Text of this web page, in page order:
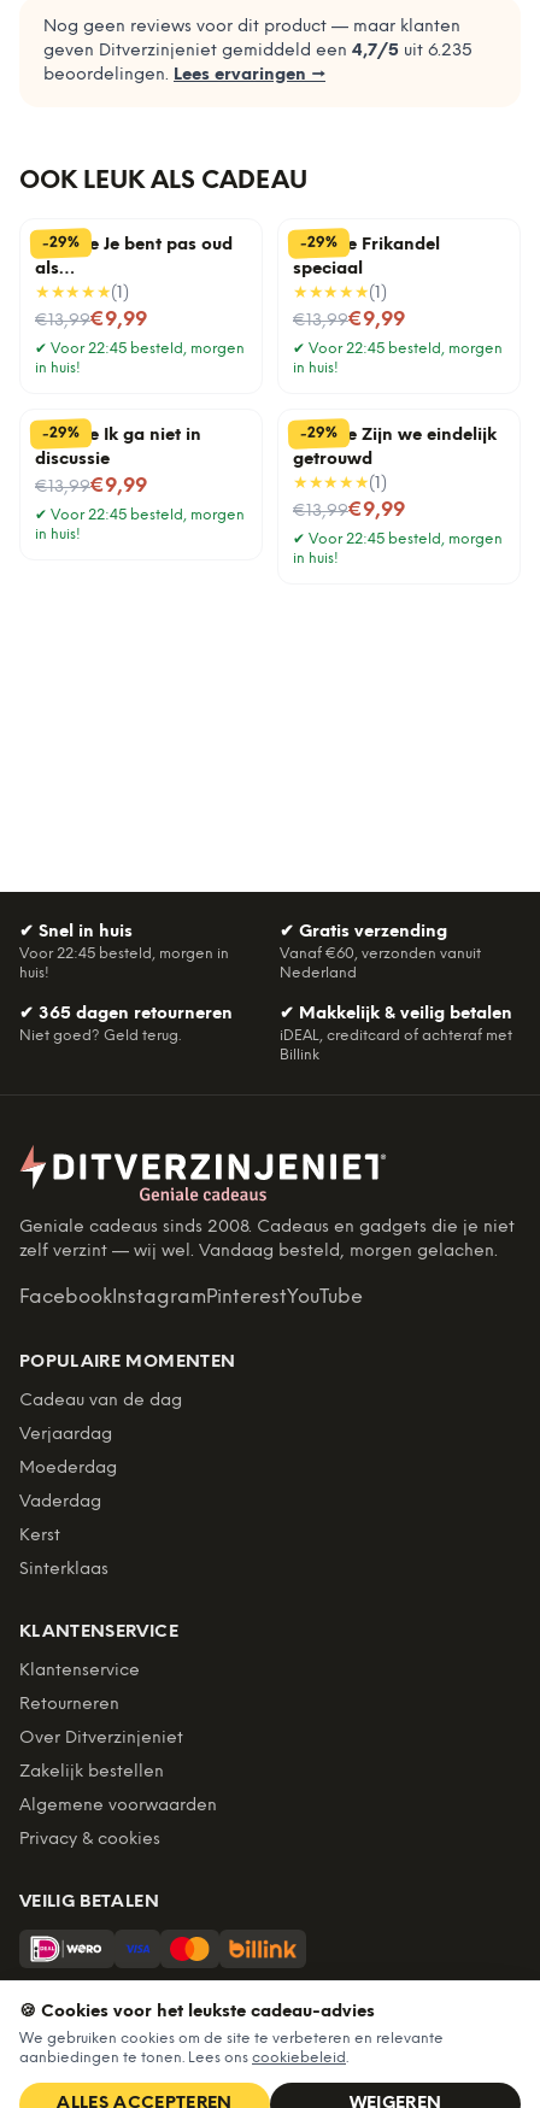
Nog geen reviews voor dit product — maar klanten
geven Ditverzinjeniet gemiddeld een 4,7/5 uit 6.235
beoordelingen. Lees ervaringen →
OOK LEUK ALS CADEAU
-29%
Tegeltje Je bent pas oud
als…
★★★★★( 1 )
€13,99
Nu voor€9,99
✔ Voor 22:45 besteld, morgen
in huis!
-29%
Tegeltje Frikandel
speciaal
★★★★★( 1 )
€13,99
Nu voor€9,99
✔ Voor 22:45 besteld, morgen
in huis!
-29%
Tegeltje Ik ga niet in
discussie
€13,99
Nu voor€9,99
✔ Voor 22:45 besteld, morgen
in huis!
-29%
Tegeltje Zijn we eindelijk
getrouwd
★★★★★( 1 )
€13,99
Nu voor€9,99
✔ Voor 22:45 besteld, morgen
in huis!
✔ Snel in huis
Voor 22:45 besteld, morgen in
huis!
✔ Gratis verzending
Vanaf €60, verzonden vanuit
Nederland
✔ 365 dagen retourneren
Niet goed? Geld terug.
✔ Makkelijk & veilig betalen
iDEAL, creditcard of achteraf met
Billink
Geniale cadeaus sinds 2008. Cadeaus en gadgets die je niet
zelf verzint — wij wel. Vandaag besteld, morgen gelachen.
Facebook InstagramPinterestYouTube
POPULAIRE MOMENTEN
Cadeau van de dag
Verjaardag
Moederdag
Vaderdag
Kerst
Sinterklaas
KLANTENSERVICE
Klantenservice
Retourneren
Over Ditverzinjeniet
Zakelijk bestellen
Algemene voorwaarden
Privacy & cookies
VEILIG BETALEN
BEZORGING
Voor 22:45 besteld, morgen in huis. Gratis verzending vanaf
€60. Tot 365 dagen retourneren.
🍪 Cookies voor het leukste cadeau-advies
We gebruiken cookies om de site te verbeteren en relevante
aanbiedingen te tonen. Lees ons cookiebeleid.
ALLES ACCEPTEREN WEIGEREN